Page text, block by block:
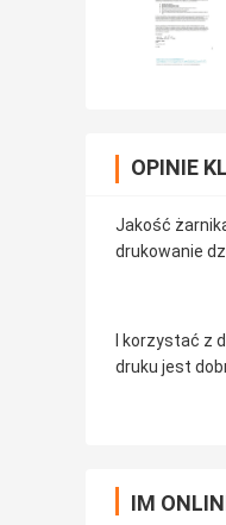
OPINIE
Jakość
drukowanie
I korzystać z
druku jest
IM